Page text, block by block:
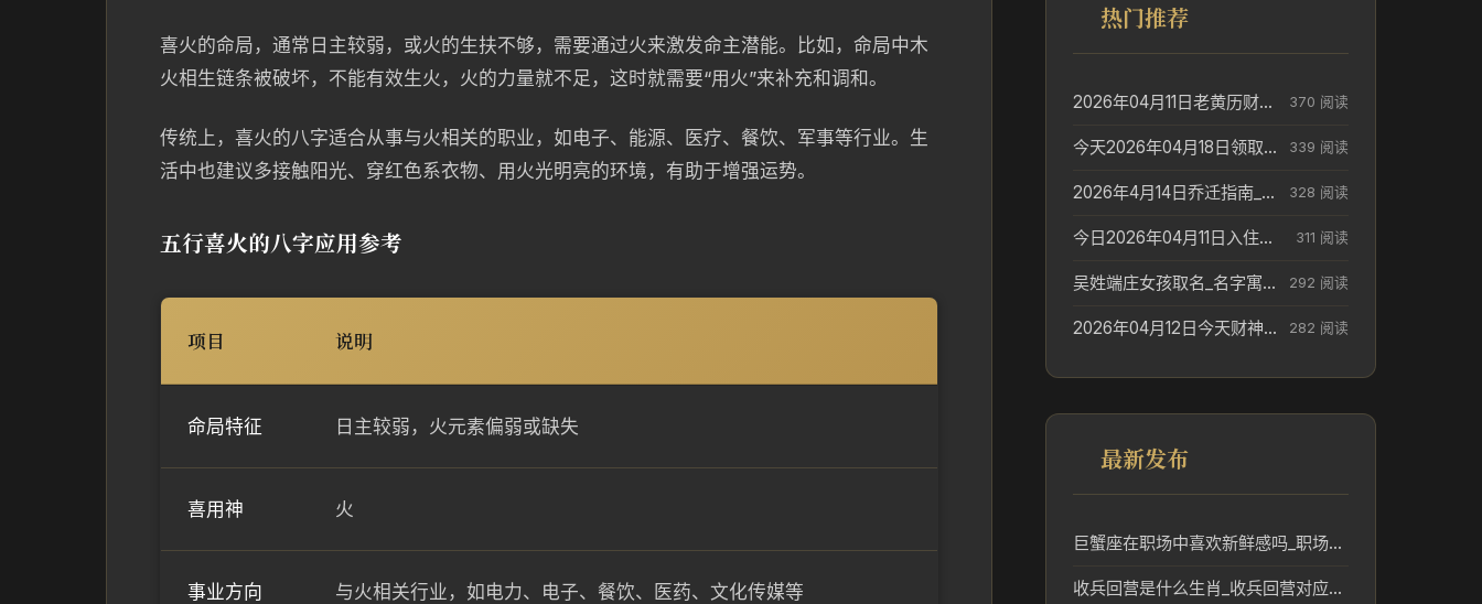
喜火的命局，通常日主较弱，或火的生扶不够，需要通过火来激发命主潜能。比如，命局中木
火相生链条被破坏，不能有效生火，火的力量就不足，这时就需要“用火”来补充和调和。
传统上，喜火的八字适合从事与火相关的职业，如电子、能源、医疗、餐饮、军事等行业。生
活中也建议多接触阳光、穿红色系衣物、用火光明亮的环境，有助于增强运势。
五行喜火的八字应用参考
项目 说明
命局特征 日主较弱，火元素偏弱或缺失
喜用神 火
事业方向 与火相关行业，如电力、电子、餐饮、医药、文化传媒等
热门推荐
2026年04月11日老黄历财神方位_财神方位与供奉讲究 370 阅读
今天2026年04月18日领取结婚证老黄历不适合吗_领证日期参考 339 阅读
2026年4月14日乔迁指南_搬家择日参考 328 阅读
今日2026年04月11日入住新居老黄历不适宜吗_搬家择日参考 311 阅读
吴姓端庄女孩取名_名字寓意参考 292 阅读
2026年04月12日今天财神在哪个吉位_财神方位参考 282 阅读
最新发布
巨蟹座在职场中喜欢新鲜感吗_职场新鲜感与事业趋势
收兵回营是什么生肖_收兵回营对应的生肖及其民俗意义